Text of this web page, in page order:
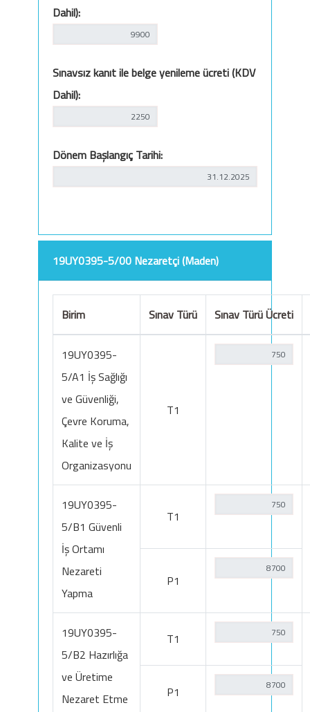
Dahil):
Sınavsız kanıt ile belge yenileme ücreti (KDV
Dahil):
Dönem Başlangıç Tarihi:
19UY0395-5/00 Nezaretçi (Maden)
Birim Sınav Türü Sınav Türü Ücreti
19UY0395-
5/A1 İş Sağlığı
ve Güvenliği,
Çevre Koruma,
Kalite ve İş
Organizasyonu
T1
19UY0395-
5/B1 Güvenli
İş Ortamı
Nezareti
Yapma
T1
P1
19UY0395-
5/B2 Hazırlığa
ve Üretime
Nezaret Etme
T1
P1